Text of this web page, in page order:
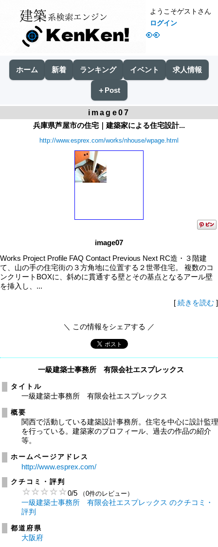
👀
ようこそゲストさん
ログイン
ホーム 新着 ランキング イベント 求人情報
＋Post
image07
兵庫県芦屋市の住宅｜建築家による住宅設計...
http://www.esprex.com/works/nhouse/wpage.html
image07
Works Project Profile FAQ Contact Previous Next RC造・３階建
て、山の手の住宅街の３方角地に位置する２世帯住宅。 複数のコ
ンクリートBOXに、斜めに貫通する壁とその基点となるアール壁
を挿入し、...
[ 続きを読む ]
＼ この情報をシェアする ／
一級建築士事務所 有限会社エスプレックス
タイトル
一級建築士事務所 有限会社エスプレックス
概要
関西で活動している建築設計事務所。住宅を中心に設計監
を行っている。建築家のプロフィール、過去の作品の紹介
等。
ホームページアドレス
http://www.esprex.com/
クチコミ・評判
0/5 （0件のレビュー）
一級建築士事務所 有限会社エスプレックス のクチコミ・
評判
都道府県
大阪府